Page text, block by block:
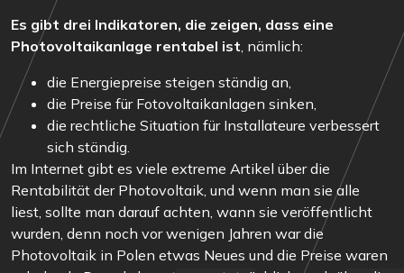
Es gibt drei Indikatoren, die zeigen, dass eine
Photovoltaikanlage rentabel ist, nämlich:
die Energiepreise steigen ständig an,
die Preise für Fotovoltaikanlagen sinken,
die rechtliche Situation für Installateure verbessert
sich ständig.
Im Internet gibt es viele extreme Artikel über die
Rentabilität der Photovoltaik, und wenn man sie alle
liest, sollte man darauf achten, wann sie veröffentlicht
wurden, denn noch vor wenigen Jahren war die
Photovoltaik in Polen etwas Neues und die Preise waren